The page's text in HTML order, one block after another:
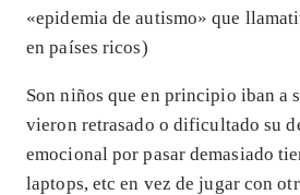
«epidemia de autismo» que
en países ricos)
Son niños que en principio iban a
vieron retrasado o dificultado su
emocional por pasar demasiado
laptops, etc en vez de jugar con